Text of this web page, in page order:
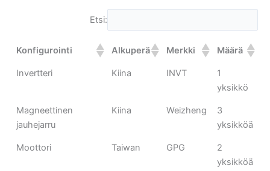
Etsi:
Konfigurointi Alkuperä Merkki Määrä
Invertteri Kiina INVT
1
yksikkö
Magneettinen
jauhejarru
Kiina Weizheng
3
yksikköä
Moottori Taiwan GPG
2
yksikköä